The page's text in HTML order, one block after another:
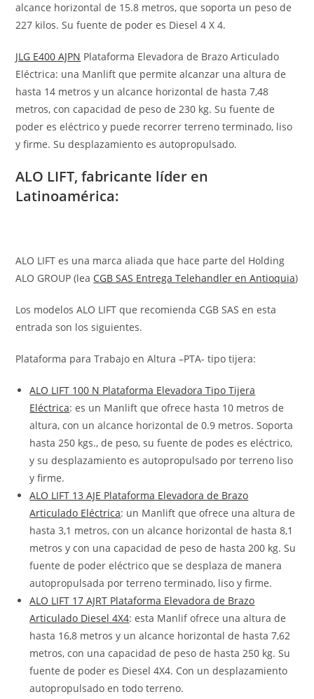
alcance horizontal de 15.8 metros, que soporta un peso de
227 kilos. Su fuente de poder es Diesel 4 X 4.
JLG E400 AJPN Plataforma Elevadora de Brazo Articulado
Eléctrica: una Manlift que permite alcanzar una altura de
hasta 14 metros y un alcance horizontal de hasta 7,48
metros, con capacidad de peso de 230 kg. Su fuente de
poder es eléctrico y puede recorrer terreno terminado, liso
y firme. Su desplazamiento es autopropulsado.
ALO LIFT, fabricante líder en
Latinoamérica:
ALO LIFT es una marca aliada que hace parte del Holding
ALO GROUP (lea CGB SAS Entrega Telehandler en Antioquia)
Los modelos ALO LIFT que recomienda CGB SAS en esta
entrada son los siguientes.
Plataforma para Trabajo en Altura –PTA- tipo tijera:
ALO LIFT 100 N Plataforma Elevadora Tipo Tijera
Eléctrica: es un Manlift que ofrece hasta 10 metros de
altura, con un alcance horizontal de 0.9 metros. Soporta
hasta 250 kgs., de peso, su fuente de podes es eléctrico,
y su desplazamiento es autopropulsado por terreno liso
y firme.
ALO LIFT 13 AJE Plataforma Elevadora de Brazo
Articulado Eléctrica: un Manlift que ofrece una altura de
hasta 3,1 metros, con un alcance horizontal de hasta 8,1
metros y con una capacidad de peso de hasta 200 kg. Su
fuente de poder eléctrico que se desplaza de manera
autopropulsada por terreno terminado, liso y firme.
ALO LIFT 17 AJRT Plataforma Elevadora de Brazo
Articulado Diesel 4X4: esta Manlif ofrece una altura de
hasta 16,8 metros y un alcance horizontal de hasta 7,62
metros, con una capacidad de peso de hasta 250 kg. Su
fuente de poder es Diesel 4X4. Con un desplazamiento
autopropulsado en todo terreno.